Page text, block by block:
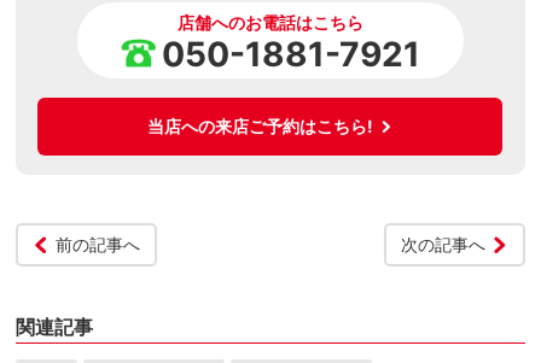
店舗へのお電話はこちら
050-1881-7921
当店への来店ご予約はこちら!
前の記事へ 次の記事へ
関連記事